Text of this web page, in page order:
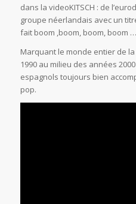
dans la videoKITSCH : de
groupe néerlandais avec un
fait boom ,boom, boom, boom …
Marquant le monde entier de
1990 au milieu des années
espagnols toujours bien
pop.